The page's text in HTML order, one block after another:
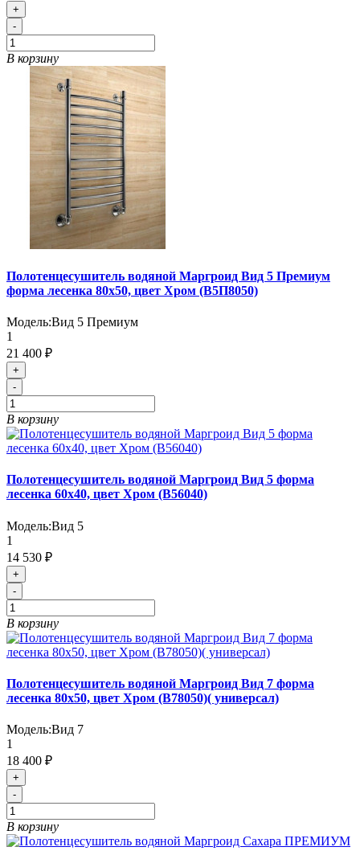
+
-
В корзину
Полотенцесушитель водяной Маргроид Вид 5 Премиум
форма лесенка 80х50, цвет Хром (B5П8050)
Модель:Вид 5 Премиум
1
21 400 ₽
+
-
В корзину
Полотенцесушитель водяной Маргроид Вид 5 форма
лесенка 60х40, цвет Хром (B56040)
Модель:Вид 5
1
14 530 ₽
+
-
В корзину
Полотенцесушитель водяной Маргроид Вид 7 форма
лесенка 80х50, цвет Хром (B78050)( универсал)
Модель:Вид 7
1
18 400 ₽
+
-
В корзину